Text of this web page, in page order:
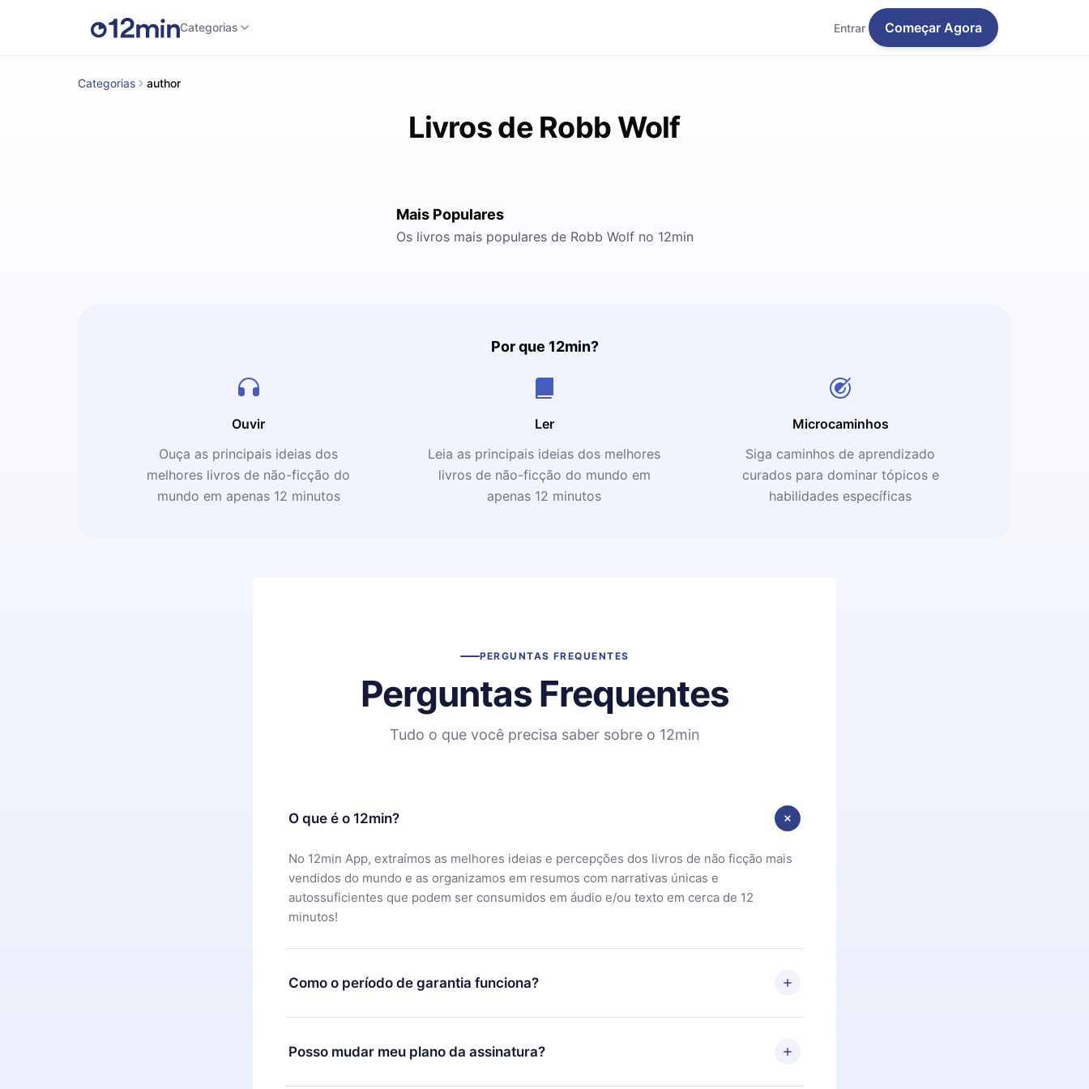
Categorias Entrar Começar Agora
Categorias author
Livros de Robb Wolf
Mais Populares
Os livros mais populares de Robb Wolf no 12min
Por que 12min?
Ouvir
Ouça as principais ideias dos
melhores livros de não-ficção do
mundo em apenas 12 minutos
Ler
Leia as principais ideias dos melhores
livros de não-ficção do mundo em
apenas 12 minutos
Microcaminhos
Siga caminhos de aprendizado
curados para dominar tópicos e
habilidades específicas
PERGUNTAS FREQUENTES
Perguntas Frequentes
Tudo o que você precisa saber sobre o 12min
O que é o 12min?
No 12min App, extraímos as melhores ideias e percepções dos livros de não ficção mais
vendidos do mundo e as organizamos em resumos com narrativas únicas e
autossuficientes que podem ser consumidos em áudio e/ou texto em cerca de 12
minutos!
Como o período de garantia funciona?
Você pode baixar nosso aplicativo e começar a aproveitar nossa biblioteca. Se por algum
motivo não ficar satisfeito com nossa plataforma, basta entrar em contato com nossa
equipe de suporte (contato@12min.com) em até 7 dias após a compra e solicitar o
Posso mudar meu plano da assinatura?